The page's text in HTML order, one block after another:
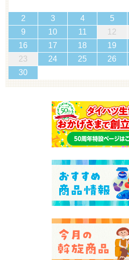
2
3 4 5
9
10 11 12
16
17 18 19
23
24 25 26
30